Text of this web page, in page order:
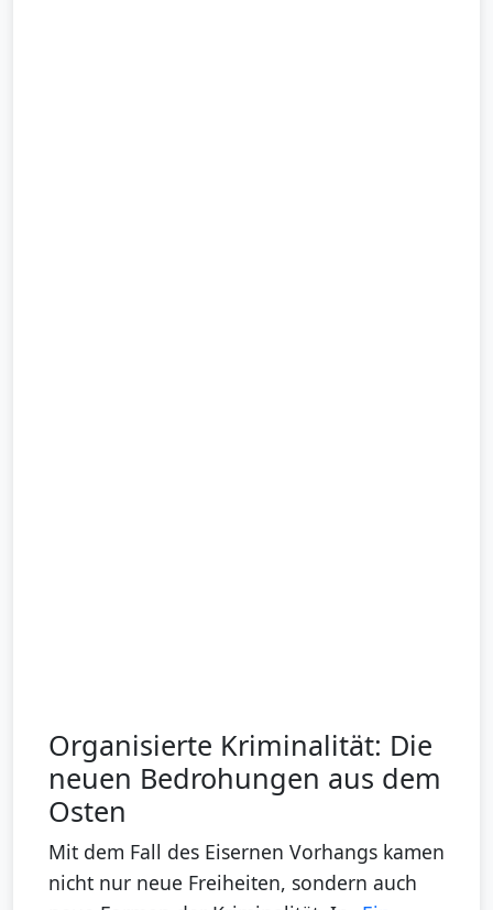
Organisierte Kriminalität: Die
neuen Bedrohungen aus dem
Osten
Mit dem Fall des Eisernen Vorhangs kamen
nicht nur neue Freiheiten, sondern auch